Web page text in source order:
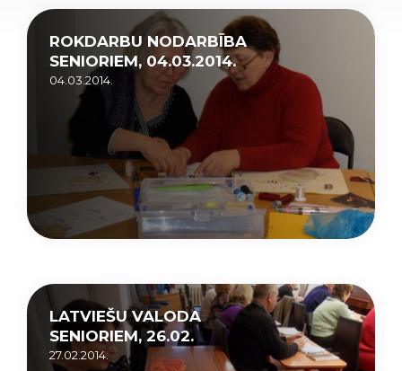
ROKDARBU NODARBĪBA
SENIORIEM, 04.03.2014.
04.03.2014.
LATVIEŠU VALODA
SENIORIEM, 26.02.
27.02.2014.